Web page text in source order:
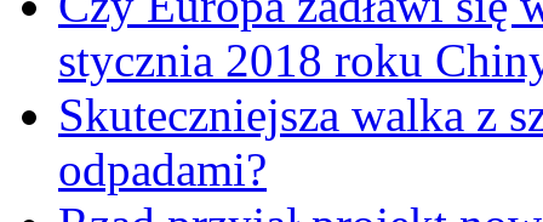
stycznia 2018 roku
Skuteczniejsza walka z
odpadami?